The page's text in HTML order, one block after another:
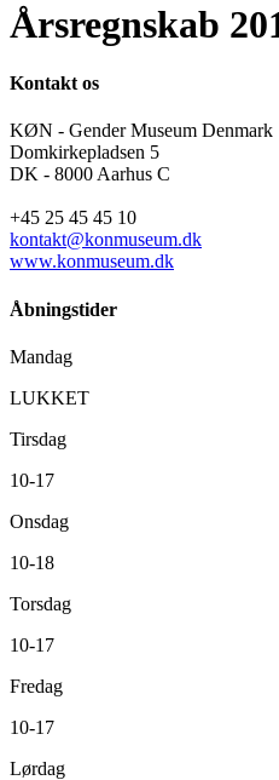
Årsregnskab
Kontakt os
KØN - Gender Museum Denmark
Domkirkepladsen 5
DK - 8000 Aarhus C
+45 25 45 45 10
kontakt@konmuseum.dk
www.konmuseum.dk
Åbningstider
Mandag
LUKKET
Tirsdag
10-17
Onsdag
10-18
Torsdag
10-17
Fredag
10-17
Lørdag